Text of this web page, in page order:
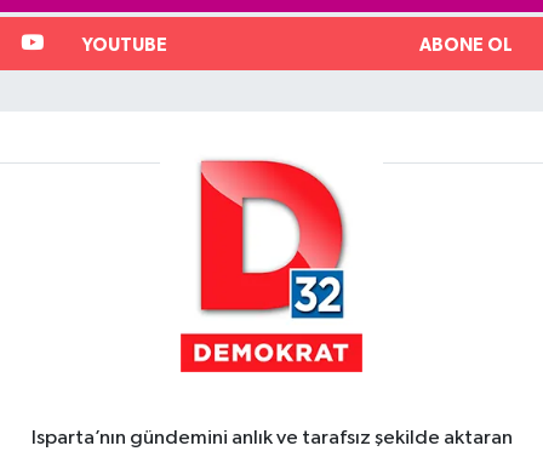
YOUTUBE ABONE OL
Isparta’nın gündemini anlık ve tarafsız şekilde aktaran